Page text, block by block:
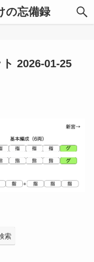
の忘備録
2026-01-25
索